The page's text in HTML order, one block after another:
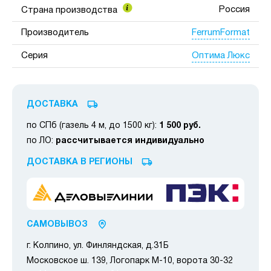
Страна производства Россия
Производитель FerrumFormat
Серия Оптима Люкс
ДОСТАВКА
по СПб (газель 4 м, до 1500 кг): 1 500 руб.
по ЛО: рассчитывается индивидуально
ДОСТАВКА В РЕГИОНЫ
САМОВЫВОЗ
г. Колпино, ул. Финляндская, д.31Б
Московское ш. 139, Логопарк М-10, ворота 30-32